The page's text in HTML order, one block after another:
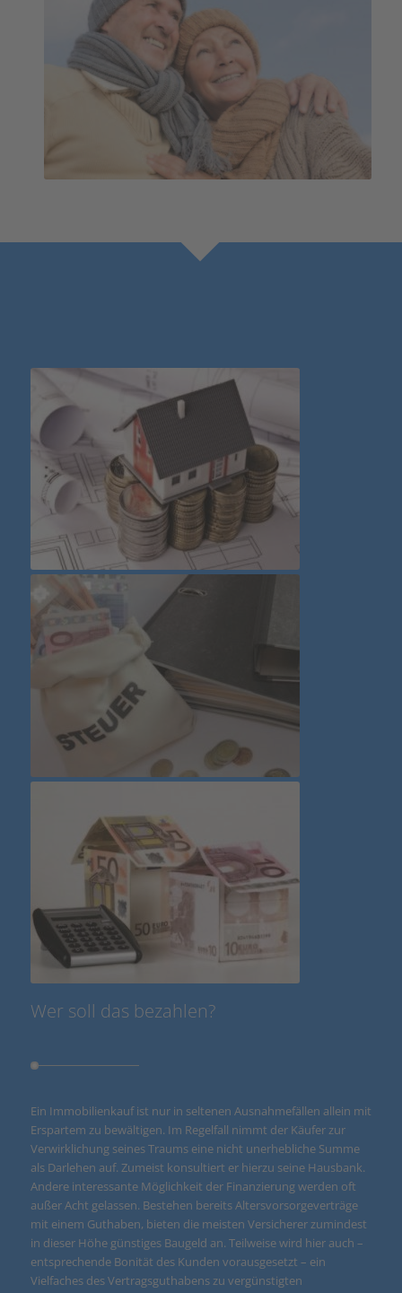
Wer soll das bezahlen?
Ein Immobilienkauf ist nur in seltenen Ausnahmefällen allein mit
Erspartem zu bewältigen. Im Regelfall nimmt der Käufer zur
Verwirklichung seines Traums eine nicht unerhebliche Summe
als Darlehen auf. Zumeist konsultiert er hierzu seine Hausbank.
Andere interessante Möglichkeit der Finanzierung werden oft
außer Acht gelassen. Bestehen bereits Altersvorsorgeverträge
mit einem Guthaben, bieten die meisten Versicherer zumindest
in dieser Höhe günstiges Baugeld an. Teilweise wird hier auch –
entsprechende Bonität des Kunden vorausgesetzt – ein
Vielfaches des Vertragsguthabens zu vergünstigten